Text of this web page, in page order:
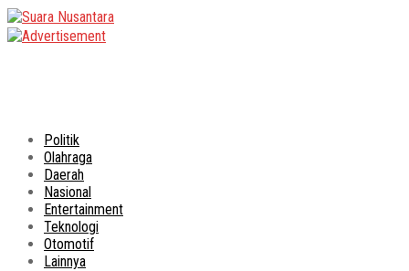
Politik
Olahraga
Daerah
Nasional
Entertainment
Teknologi
Otomotif
Lainnya